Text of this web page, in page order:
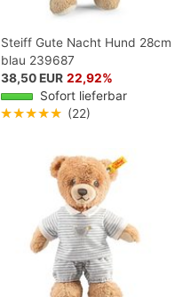
Steiff Gute Nacht Hund 28cm
blau 239687
38,50 EUR 22,92%
Sofort lieferbar
★★★★★ (22)